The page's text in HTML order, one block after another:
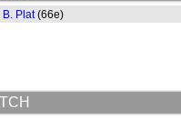
B. Plat(66e)